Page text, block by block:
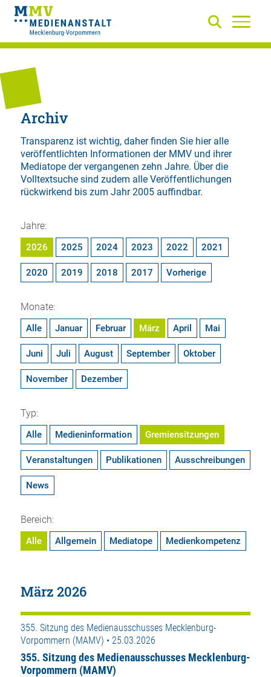
Archiv
Transparenz ist wichtig, daher finden Sie hier alle
veröffentlichten Informationen der MMV und ihrer
Mediatope der vergangenen zehn Jahre. Über die
Volltextsuchesind zudem alle Veröffentlichungen
rückwirkend bis zum Jahr 2005 auffindbar.
Jahre:
2026 2025 2024 2023 2022 2021
2020 2019 2018 2017 Vorherige
Monate:
Alle Januar Februar März April Mai
Juni Juli August September Oktober
November Dezember
Typ:
Alle Medieninformation Gremiensitzungen
Veranstaltungen Publikationen Ausschreibungen
News
Bereich:
Alle Allgemein Mediatope Medienkompetenz
März 2026
355. Sitzung des Medienausschusses Mecklenburg-
Vorpommern (MAMV) • 25.03.2026
355. Sitzung des Medienausschusses Mecklenburg-
Vorpommern (MAMV)